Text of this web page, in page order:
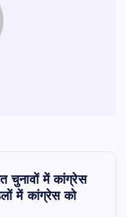
चुनावों में कांग्रेस
में कांग्रेस को